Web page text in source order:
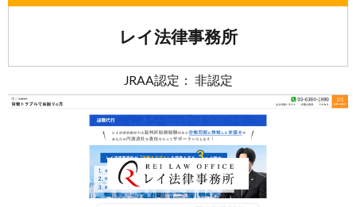
レイ法律事務所
JRAA認定： 非認定